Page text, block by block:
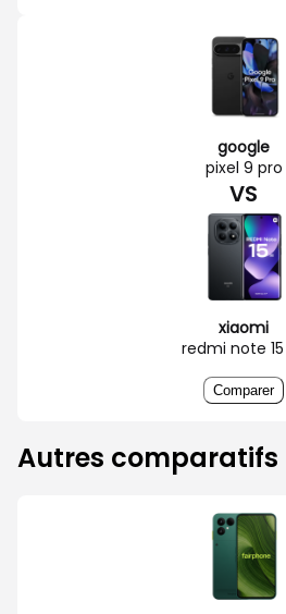
google
pixel 9 pro
VS
xiaomi
redmi note
Comparer
Autres comparatifs